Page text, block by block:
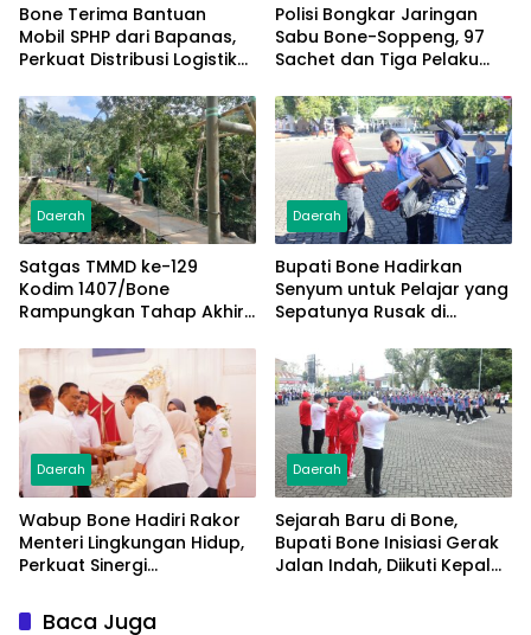
Bone Terima Bantuan
Mobil SPHP dari Bapanas,
Perkuat Distribusi Logistik
Polisi Bongkar Jaringan
Sabu Bone-Soppeng, 97
Sachet dan Tiga Pelaku
Daerah
Satgas TMMD ke-129
Kodim 1407/Bone
Rampungkan Tahap Akhir
Pattuku, Jaring Pengaman
Mulai Terpasang
Daerah
Bupati Bone Hadirkan
Senyum untuk Pelajar yang
Sepatunya Rusak di
Kemerdekaan
Daerah
Wabup Bone Hadiri Rakor
Menteri Lingkungan Hidup,
Perkuat Sinergi
Modern
Daerah
Sejarah Baru di Bone,
Bupati Bone Inisiasi Gerak
Jalan Indah, Diikuti Kepala
Baca Juga